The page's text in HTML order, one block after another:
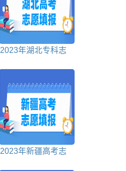
2023年湖北专科志
2023年新疆高考志